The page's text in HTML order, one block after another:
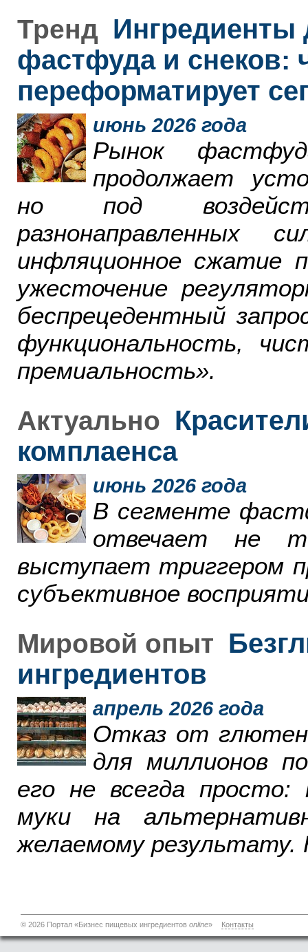
Тренд Ингредиенты
фастфуда и снеков:
переформатирует
июнь 2026 года
Рынок
продолжает
но под
инфляционное сжатие
ужесточение
беспрецедентный
функциональность,
премиальность».
Актуально
комплаенса
июнь 2026 года
В сегменте
отвечает не
выступает триггером
субъективное
Мировой опыт
ингредиентов
апрель 2026 года
Отказ от
для миллионов
его не всегда просто:
муки на
желаемому результату.
© 2026 Портал «Бизнес пищевых ингредиентов online» Контакты